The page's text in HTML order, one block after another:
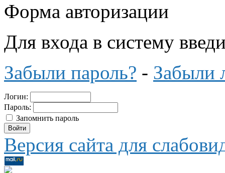
Форма авторизации
Для входа в систему
Забыли пароль? - Забыли
Логин:
Пароль:
Запомнить пароль
Версия сайта для